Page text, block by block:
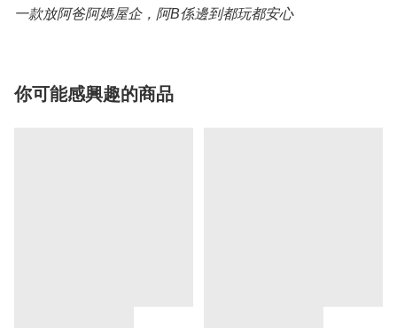
一款放阿爸阿媽屋企，阿B係邊到都玩都安心
你可能感興趣的商品